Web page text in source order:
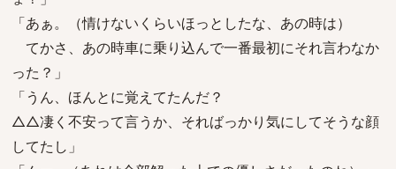
「あぁ。（情けないくらいほっとしたな、あの時は）
てかさ、あの時車に乗り込んで一番最初にそれ言わなか
った？」
「うん、ほんとに覚えてたんだ？
△△凄く不安って言うか、そればっかり気にしてそうな顔
してたし」